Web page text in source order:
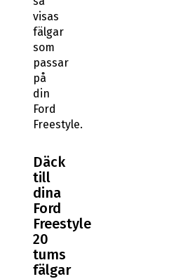
visas
fälgar
som
passar
på
din
Ford
Freestyle.
Däck
till
dina
Ford
Freestyle
20
tums
fälgar